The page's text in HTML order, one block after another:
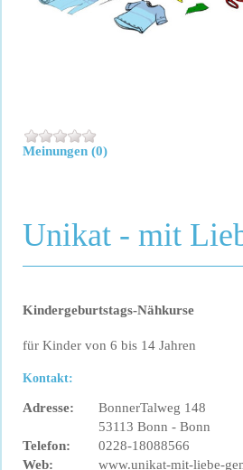
Meinungen (0)
Unikat - mit
Kindergeburtstags-Nähkurse
für Kinder von 6 bis 14 Jahren
Kontakt:
Adresse:
BonnerTalweg 148
53113 Bonn - Bonn
Telefon:
0228-18088566
Web:
www.unikat-mit-liebe-